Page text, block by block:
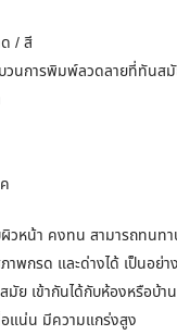
ด / สี
วนการพิมพ์ลวดลายที่ทันส
ผิวหน้า คงทน สามารถทน
พกรด และด่างได้ เป็นอย่า
ย เข้ากันได้กับห้องหรือบ้า
แน่น มีความแกร่งสูง